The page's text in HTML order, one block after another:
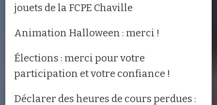
jouets de la FCPE Chaville
Animation Halloween : merci !
Élections : merci pour votre
participation et votre confiance !
Déclarer des heures de cours perdues :